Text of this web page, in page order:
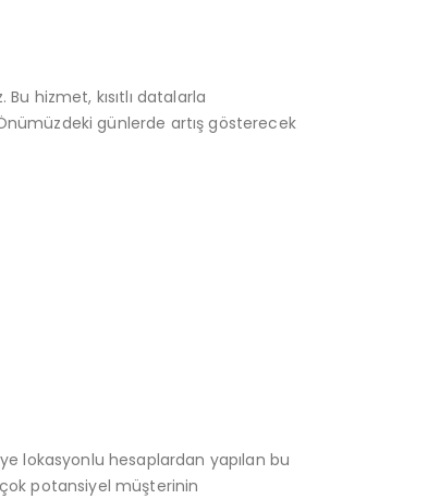
hizmet, kısıtlı datalarla
günlerde artış gösterecek
lokasyonlu hesaplardan yapılan bu
potansiyel müşterinin